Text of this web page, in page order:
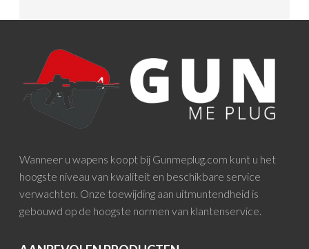
Wanneer u wapens koopt bij Gunmeplug.com kunt u het
hoogste niveau van kwaliteit en beschikbare service
verwachten. Onze toewijding aan uitmuntendheid is
gebouwd op de hoogste normen van klantenservice.